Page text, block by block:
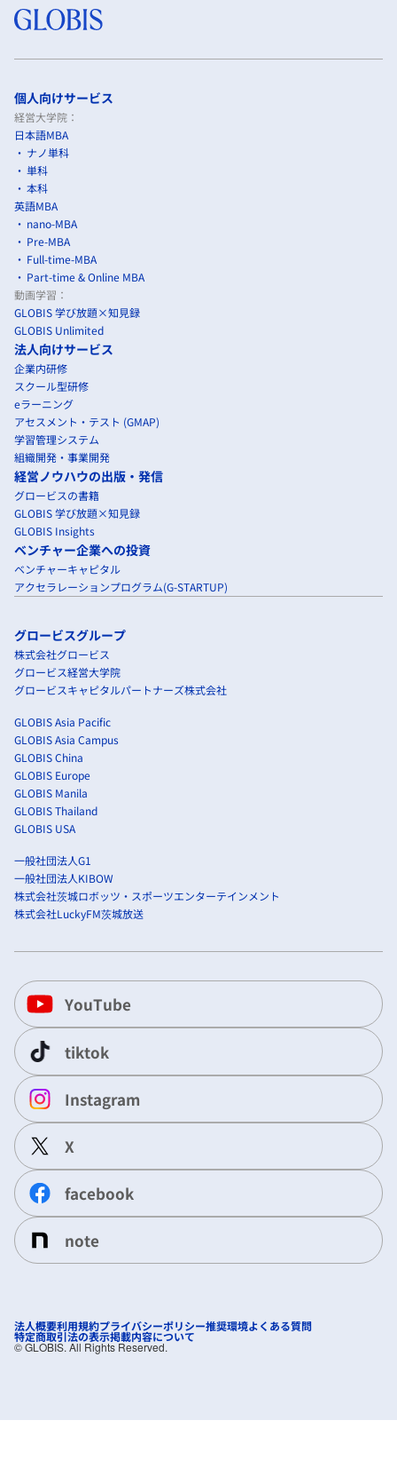
個人向けサービス
経営大学院：
日本語MBA
ナノ単科
単科
本科
英語MBA
nano-MBA
Pre-MBA
Full-time-MBA
Part-time & Online MBA
動画学習：
GLOBIS 学び放題×知見録
GLOBIS Unlimited
法人向けサービス
企業内研修
スクール型研修
eラーニング
アセスメント・テスト (GMAP)
学習管理システム
組織開発・事業開発
経営ノウハウの出版・発信
グロービスの書籍
GLOBIS 学び放題×知見録
GLOBIS Insights
ベンチャー企業への投資
ベンチャーキャピタル
アクセラレーションプログラム(G-STARTUP)
グロービスグループ
株式会社グロービス
グロービス経営大学院
グロービスキャピタルパートナーズ株式会社
GLOBIS Asia Pacific
GLOBIS Asia Campus
GLOBIS China
GLOBIS Europe
GLOBIS Manila
GLOBIS Thailand
GLOBIS USA
一般社団法人G1
一般社団法人KIBOW
株式会社茨城ロボッツ・スポーツエンターテインメント
株式会社LuckyFM茨城放送
YouTube
tiktok
Instagram
X
facebook
note
法人概要利用規約プライバシーポリシー推奨環境よくある質問
特定商取引法の表示掲載内容について
©︎ GLOBIS. All Rights Reserved.